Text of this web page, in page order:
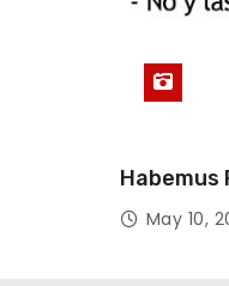
Habemus
May 10,